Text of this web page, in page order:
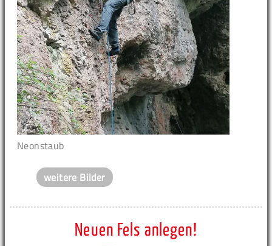
Neonstaub
weitere Bilder
Neuen Fels anlegen!